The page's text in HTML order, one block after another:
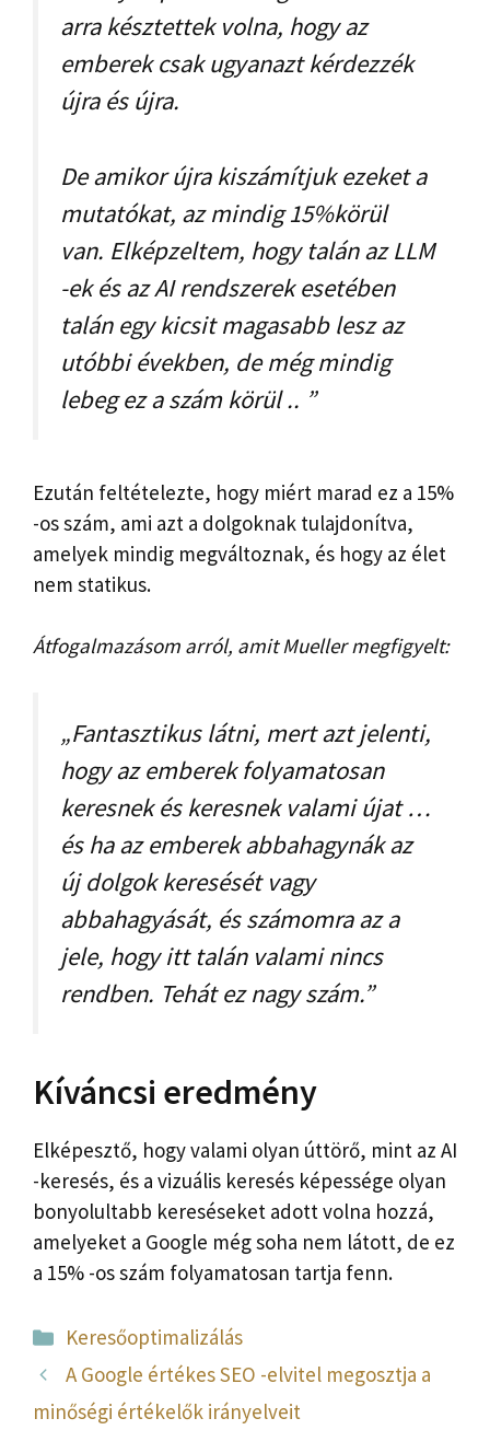
arra késztettek volna, hogy az
emberek csak ugyanazt kérdezzék
újra és újra.
De amikor újra kiszámítjuk ezeket a
mutatókat, az mindig 15%körül
van. Elképzeltem, hogy talán az LLM
-ek és az AI rendszerek esetében
talán egy kicsit magasabb lesz az
utóbbi években, de még mindig
lebeg ez a szám körül .. ”
Ezután feltételezte, hogy miért marad ez a 15%
-os szám, ami azt a dolgoknak tulajdonítva,
amelyek mindig megváltoznak, és hogy az élet
nem statikus.
Átfogalmazásom arról, amit Mueller megfigyelt:
„Fantasztikus látni, mert azt jelenti,
hogy az emberek folyamatosan
keresnek és keresnek valami újat …
és ha az emberek abbahagynák az
új dolgok keresését vagy
abbahagyását, és számomra az a
jele, hogy itt talán valami nincs
rendben. Tehát ez nagy szám.”
Kíváncsi eredmény
Elképesztő, hogy valami olyan úttörő, mint az AI
-keresés, és a vizuális keresés képessége olyan
bonyolultabb kereséseket adott volna hozzá,
amelyeket a Google még soha nem látott, de ez
a 15% -os szám folyamatosan tartja fenn.
Kategória
Keresőoptimalizálás
A Google értékes SEO -elvitel megosztja a
minőségi értékelők irányelveit